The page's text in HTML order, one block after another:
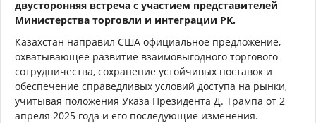
двусторонняя встреча с участием представителей
Министерства торговли и интеграции РК.
Казахстан направил США официальное предложение,
охватывающее развитие взаимовыгодного торгового
сотрудничества, сохранение устойчивых поставок и
обеспечение справедливых условий доступа на рынки,
учитывая положения Указа Президента Д. Трампа от 2
апреля 2025 года и его последующие изменения.